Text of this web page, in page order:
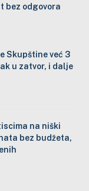
bez odgovora
Skupštine već 3
u zatvor, i dalje
na niški
bez budžeta,